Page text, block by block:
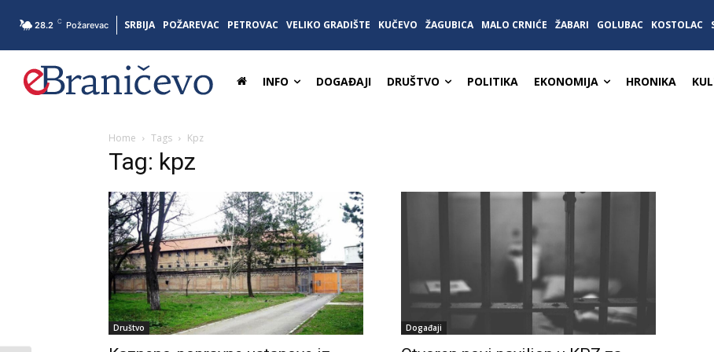
28.2 C Požarevac SRBIJA POŽAREVAC PETROVAC VELIKO GRADIŠTE KUČEVO ŽAGUBICA MALO CRNIĆE ŽABARI GOLUBAC KOSTOLAC
INFO DOGAĐAJI DRUŠTVO POLITIKA EKONOMIJA HRONIKA
Home Tags Kpz
Tag: kpz
Društvo Događaji